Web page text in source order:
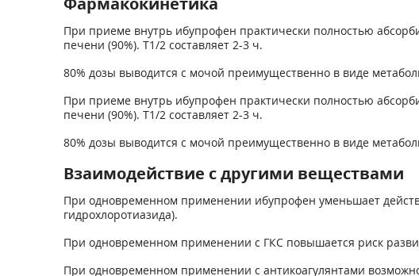
При приеме внутрь ибупрофен практически полностью
печени (90%). T1/2составляет 2-3 ч.
80% дозы выводится с мочой преимущественно в виде
При приеме внутрь ибупрофен практически полностью
печени (90%). T1/2составляет 2-3 ч.
80% дозы выводится с мочой преимущественно в виде
Взаимодействие с другими веществами
При одновременном применении ибупрофен уменьшает
гидрохлоротиазида).
При одновременном применении с ГКС повышается риск
При одновременном применении с антикоагулянтами